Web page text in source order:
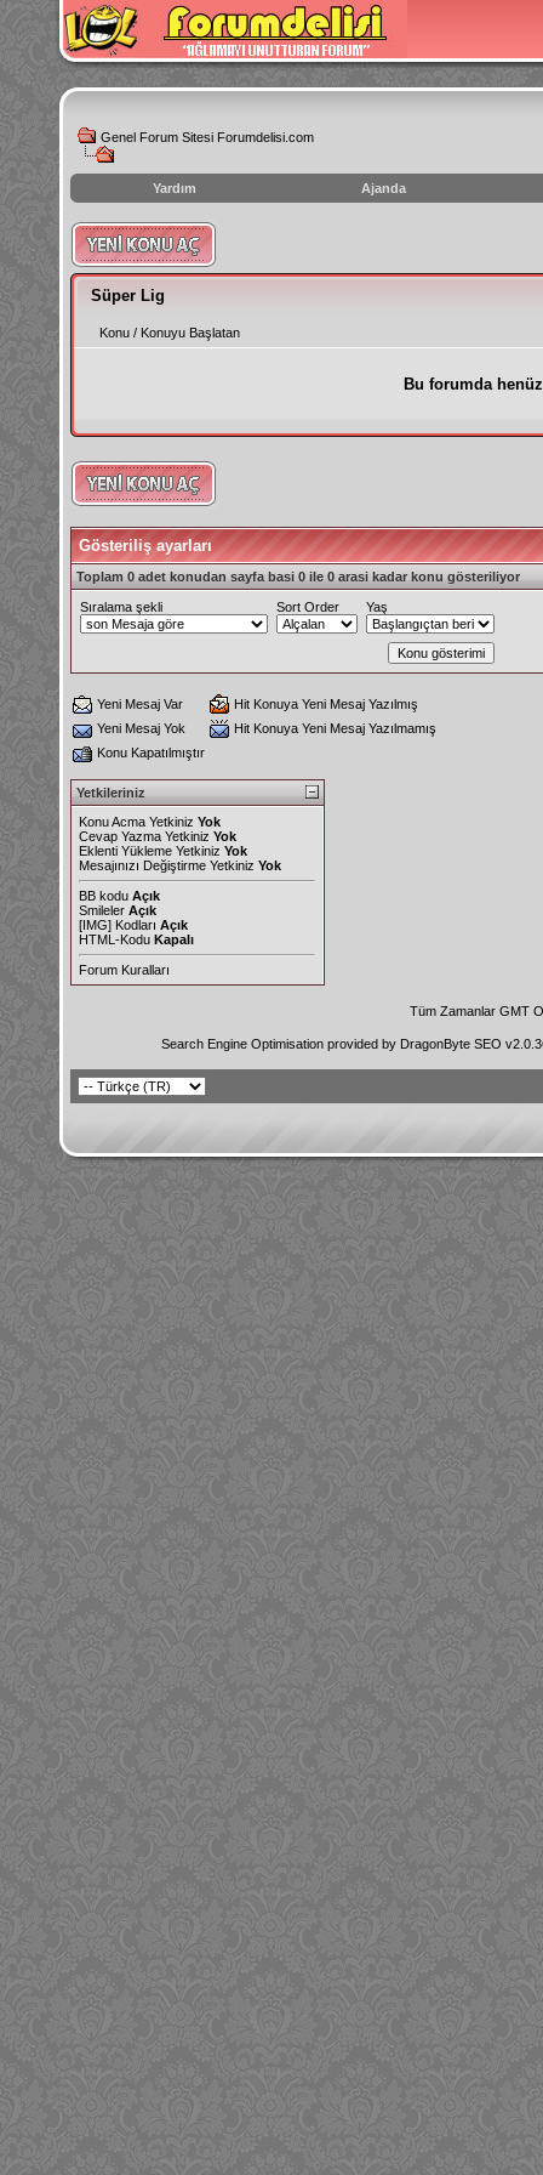
Genel Forum Sitesi Forumdelisi.com
Yardım Ajanda
instagram
izlenme
hilesi
Süper Lig
Konu / Konuyu Başlatan
Bu forumda
Gösteriliş ayarları
Toplam 0 adet konudan sayfa basi 0 ile 0 arasi kadar konu gösteriliyor
Sıralama şekli Sort Order Yaş
Yeni Mesaj Var
Hit Konuya Yeni Mesaj Yazılmış
Yeni Mesaj Yok
Hit Konuya Yeni Mesaj Yazılmamış
Konu Kapatılmıştır
Yetkileriniz
Konu Acma Yetkiniz Yok
Cevap Yazma Yetkiniz Yok
Eklenti Yükleme Yetkiniz Yok
Mesajınızı Değiştirme Yetkiniz Yok
BB kodu Açık
Smileler Açık
[IMG] Kodları Açık
HTML-Kodu Kapalı
Forum Kuralları
Tüm Zamanlar GMT
Search Engine Optimisation provided by DragonByte SEO